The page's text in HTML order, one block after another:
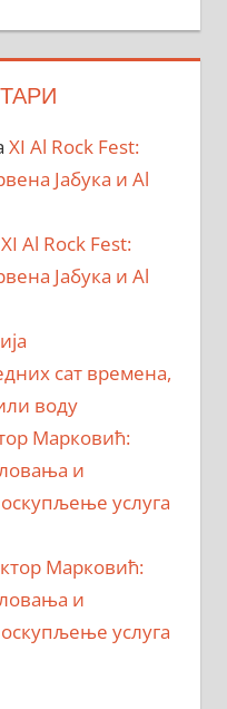
XI Al Rock Fest:
Јабука и Al
XI Al Rock Fest:
Јабука и Al
сат времена,
воду
Марковић:
и
услуга
Марковић:
и
услуга